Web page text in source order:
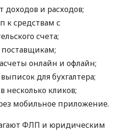
доходов и расходов;
к средствам с
счета;
поставщикам;
онлайн и офлайн;
для бухгалтера;
несколько кликов;
мобильное приложение.
ФЛП и юридическим